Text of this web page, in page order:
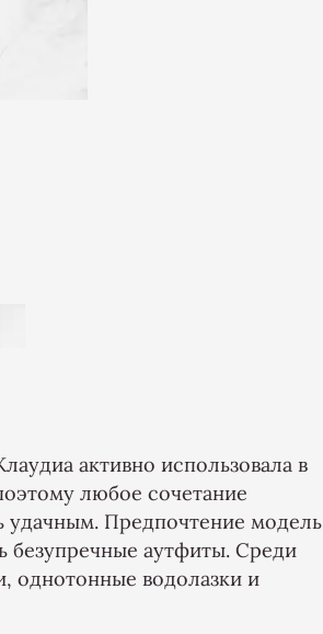
активно использовала в
любое сочетание
удачным. Предпочтение модель
безупречные аутфиты. Среди
однотонные водолазки и